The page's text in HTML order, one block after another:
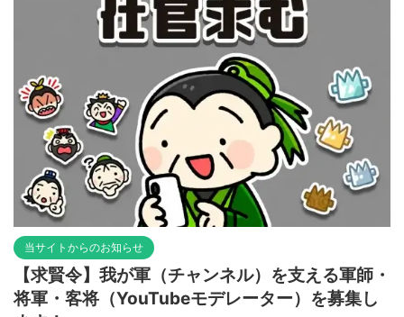
当サイトからのお知らせ
【求賢令】我が軍（チャンネル）を支える軍師・
将軍・客将（YouTubeモデレーター）を募集し